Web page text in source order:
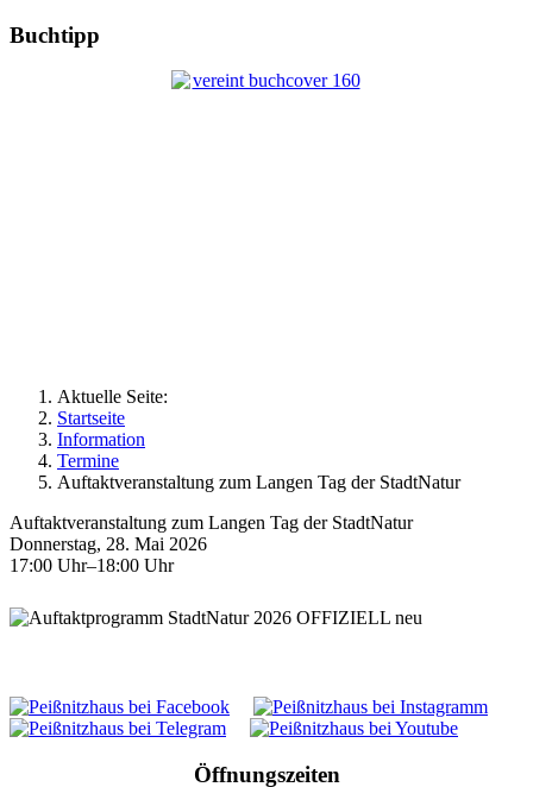
Buchtipp
Aktuelle Seite:
Startseite
Information
Termine
Auftaktveranstaltung zum Langen Tag der StadtNatur
Auftaktveranstaltung zum Langen Tag der StadtNatur
Donnerstag, 28. Mai 2026
17:00 Uhr–18:00 Uhr
Öffnungszeiten